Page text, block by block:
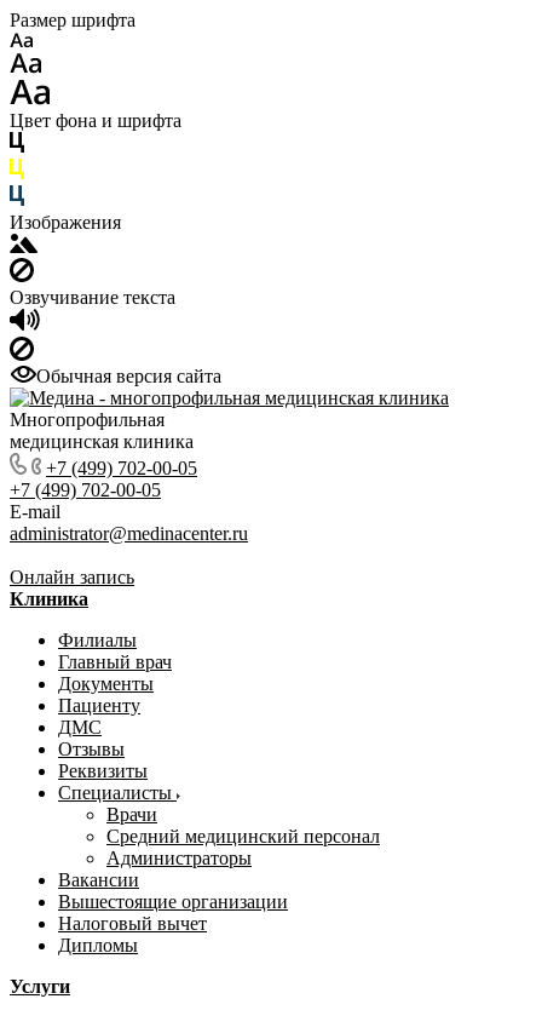
Размер шрифта
Цвет фона и шрифта
Изображения
Озвучивание текста
Обычная версия сайта
Многопрофильная
медицинская клиника
+7 (499) 702-00-05
+7 (499) 702-00-05
E-mail
administrator@medinacenter.ru
Онлайн запись
Клиника
Филиалы
Главный врач
Документы
Пациенту
ДМС
Отзывы
Реквизиты
Специалисты
Врачи
Средний медицинский персонал
Администраторы
Вакансии
Вышестоящие организации
Налоговый вычет
Дипломы
Услуги